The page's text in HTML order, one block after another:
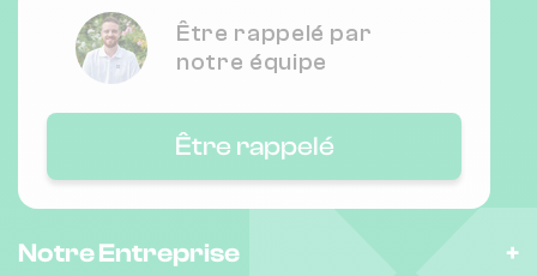
Être rappelé par
notre équipe
Être rappelé
Notre Entreprise